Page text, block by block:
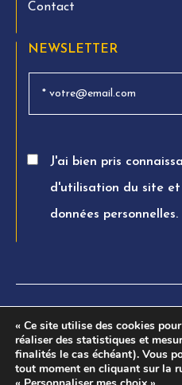
Contact
NEWSLETTER
J'ai bien pris
d'utilisation du site
données personnelles.
Charte éthique
Mentions légales
« Ce site utilise des cookies
réaliser des statistiques et
finalités le cas échéant). Vous
tout moment en cliquant sur la